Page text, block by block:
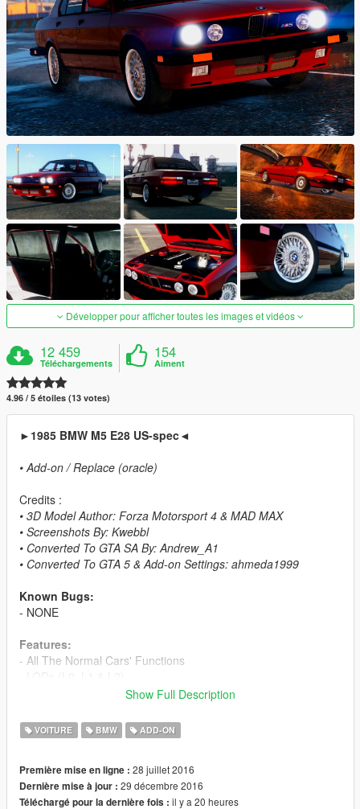
Développer pour afficher toutes les images et vidéos
12 459
Téléchargements
154
Aiment
4.96 / 5 étoiles (13 votes)
►1985 BMW M5 E28 US-spec◄
• Add-on / Replace (oracle)
Credits :
• 3D Model Author: Forza Motorsport 4 & MAD MAX
• Screenshots By: Kwebbl
• Converted To GTA SA By: Andrew_A1
• Converted To GTA 5 & Add-on Settings: ahmeda1999
Known Bugs:
- NONE
Features:
- All The Normal Cars' Functions
- Breakable Glass & Breaking Effects
• Paint 1: The Body
• Paint 2: Interior
- Correct Real Life Size
- Working Lights
- Working Dials
Show Full Description
VOITURE BMW ADD-ON
Première mise en ligne : 28 juillet 2016
Dernière mise à jour : 29 décembre 2016
Téléchargé pour la dernière fois : il y a 20 heures